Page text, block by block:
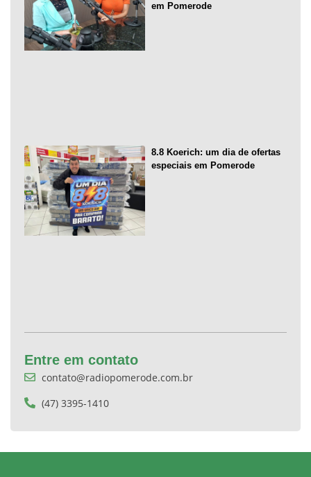
em Pomerode
8.8 Koerich: um dia de ofertas
especiais em Pomerode
Entre em contato
contato@radiopomerode.com.br
(47) 3395-1410